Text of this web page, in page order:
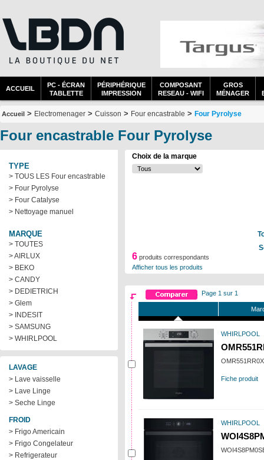
ACCUEIL
PC - ÉCRAN
TABLETTE
PÉRIPHÉRIQUE
IMPRESSION
COMPOSANT
RESEAU - WIFI
GROS
MÉNAGER
Accueil > Electromenager > Cuisson > Four encastrable > Four Pyrolyse
Four encastrable Four Pyrolyse
TYPE
> TOUS LES Four encastrable
> Four Pyrolyse
> Four Catalyse
> Nettoyage manuel
MARQUE
> TOUTES
> AIRLUX
> BEKO
> CANDY
> DEDIETRICH
> Glem
> INDESIT
> SAMSUNG
> WHIRLPOOL
LAVAGE
> Lave vaisselle
> Lave Linge
> Seche Linge
FROID
> Frigo Americain
> Frigo Congelateur
> Refrigerateur
Choix de la marque
6 produits correspondants
Afficher tous les produits
Page 1 sur 1
WHIRLPOOL
OMR551RR0X
Fiche produit
WHIRLPOOL